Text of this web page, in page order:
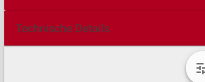
Technische Details